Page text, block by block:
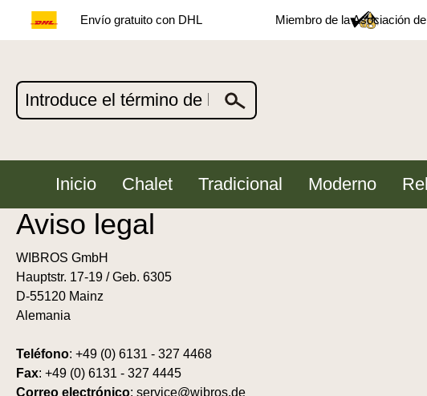
Envío gratuito con DHL Miembro de la Asociación
Inicio Chalet Tradicional Moderno
Aviso legal
WIBROS GmbH
Hauptstr. 17-19 / Geb. 6305
D-55120 Mainz
Alemania
Teléfono: +49 (0) 6131 - 327 4468
Fax: +49 (0) 6131 - 327 4445
Correo electrónico: service@wibros.de